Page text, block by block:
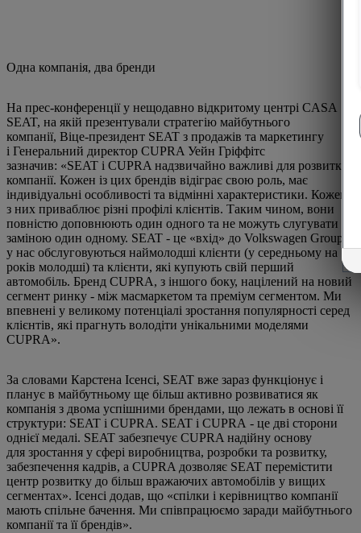
Одна компанія, два бренди
На прес-конференції у нещодавно відкритому центрі CASA
SEAT, на якій презентували стратегію майбутнього
компанії, Віце-президент SEAT з продажів та маркетингу
і Генеральний директор CUPRA Уейн Гріффітс
зазначив: «SEAT і CUPRA надзвичайно важливі для розвитку
компанії. Кожен із цих брендів відіграє свою роль, має
індивідуальні особливості та відмінні характеристики. Кожен
з них приваблює різні профілі клієнтів. Таким чином, вони
повністю доповнюють один одного та не можуть слугувати
заміною один одному. SEAT - це «вхід» до Volkswagen Group:
у нас обслуговуються наймолодші клієнти (у середньому на 10
років молодші) та клієнти, які купують свій перший
автомобіль. Бренд CUPRA, з іншого боку, націлений на новий
сегмент ринку - між масмаркетом та преміум сегментом. Ми
впевнені у великому потенціалі зростання популярності серед
клієнтів, які прагнуть володіти унікальними моделями
CUPRA».
За словами Карстена Ісенсі, SEAT вже зараз функціонує і
планує в майбутньому ще більш активно розвиватися як
компанія з двома успішними брендами, що лежать в основі її
структури: SEAT і CUPRA. SEAT і CUPRA - це дві сторони
однієї медалі. SEAT забезпечує CUPRA надійну основу
для зростання у сфері виробництва, розробки та розвитку,
забезпечення кадрів, а CUPRA дозволяє SEAT перемістити
центр розвитку до більш вражаючих автомобілів у вищих
сегментах». Ісенсі додав, що «спілки і керівництво компанії
мають спільне бачення. Ми співпрацюємо заради майбутнього
компанії та її брендів».